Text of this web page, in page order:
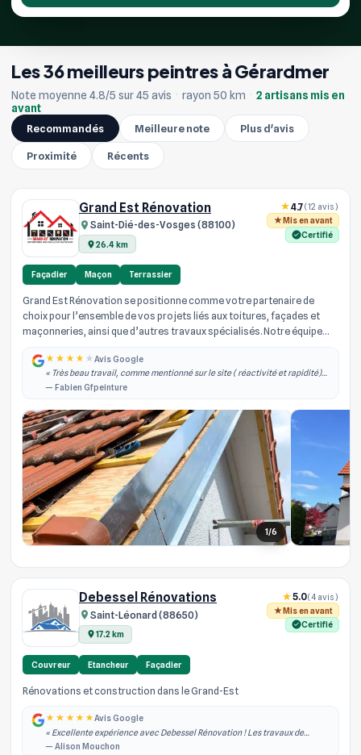
Les 36 meilleurs peintres à Gérardmer
Note moyenne 4.8/5 sur 45 avis · rayon 50 km · 2 artisans mis en
avant
Recommandés
Meilleure note Plus d'avis
Proximité Récents
Grand Est Rénovation
Saint-Dié-des-Vosges (88100)
26.4 km
4.7(12 avis)
Mis en avant
Certifié
Façadier Maçon Terrassier
Grand Est Rénovation se positionne comme votre partenaire de
choix pour l’ensemble de vos projets liés aux toitures, façades et
maçonneries, ainsi que d’autres travaux spécialisés. Notre équipe
Avis Google
« Très beau travail, comme mentionné sur le site ( réactivité et rapidité)
effectivement je les ai contacté dans la semaine qui à suivi j'ai obtenu un
— Fabien Gfpeinture
1/6
Debessel Rénovations
Saint-Léonard (88650)
17.2 km
5.0(4 avis)
Mis en avant
Certifié
Couvreur Etancheur Façadier
Rénovations et construction dans le Grand-Est
Avis Google
« Excellente expérience avec Debessel Rénovation ! Les travaux de
rénovation intérieure ont été réalisés rapidement, dans les délais
— Alison Mouchon